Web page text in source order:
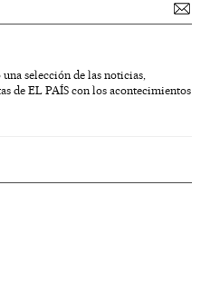
selección de las noticias,
de EL PAÍS con los acontecimientos